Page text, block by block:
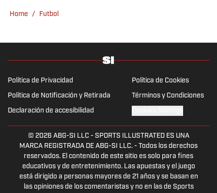
Home / Futbol
Política de Privacidad Política de Cookies
Política de Notificación y Retirada Términos y Condiciones
Declaración de accesibilidad
© 2026 ABG-SI LLC - SPORTS ILLUSTRATED ES UNA
MARCA REGISTRADA DE ABG-SI LLC. - Todos los derechos
reservados. El contenido de este sitio es solo para fines
educativos y de entretenimiento. Las apuestas y el juego
está dirigido a personas mayores de 21 años y se basan en
las opiniones de los comentaristas y no en las de Sports